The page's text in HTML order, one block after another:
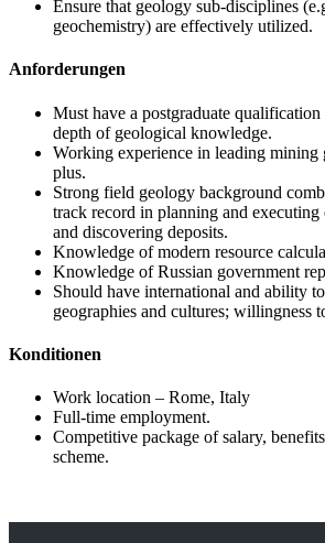
Ensure that geology sub-disciplines
geochemistry) are effectively utilized.
Anforderungen
Must have a postgraduate qualification
depth of geological knowledge.
Working experience in leading mining
plus.
Strong field geology background
track record in planning and
and discovering deposits.
Knowledge of modern resource
Knowledge of Russian government
Should have international and ability
geographies and cultures; willingness
Konditionen
Work location – Rome, Italy
Full-time employment.
Competitive package of salary,
scheme.